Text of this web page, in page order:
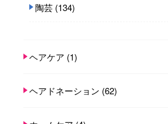
陶芸 (134)
ヘアケア (1)
ヘアドネーション (62)